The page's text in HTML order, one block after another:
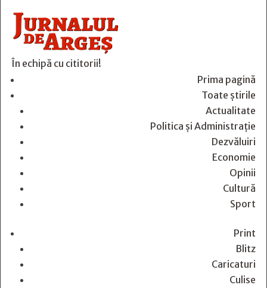
În echipă cu cititorii!
Prima pagină
Toate știrile
Actualitate
Politica și Administrație
Dezvăluiri
Economie
Opinii
Cultură
Sport
Print
Blitz
Caricaturi
Culise